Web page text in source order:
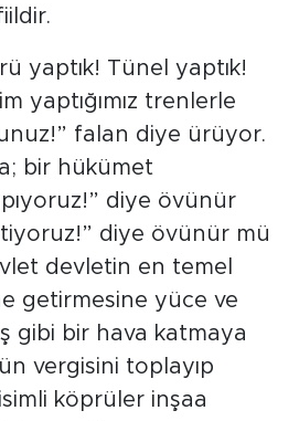
yaptık! Tünel yaptık!
yaptığımız trenlerle
falan diye ürüyor.
bir hükümet
diye övünür
diye övünür mü
devletin en temel
getirmesine yüce ve
gibi bir hava katmaya
vergisini toplayıp
köprüler inşaa